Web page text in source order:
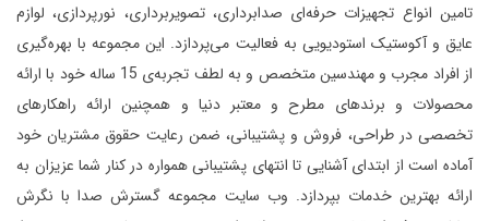
تامین انواع تجهیزات حرفه‌ای صدابرداری، تصویربرداری، نورپردازی، لوازم
عایق و آکوستیک استودیویی به فعالیت می‌پردازد. این مجموعه با بهره‌گیری
از افراد مجرب و مهندسین متخصص و به لطف تجربه‌ی 15 ساله خود با ارائه
محصولات و برندهای مطرح و معتبر دنیا و همچنین ارائه راهکارهای
تخصصی در طراحی، فروش و پشتیبانی، ضمن رعایت حقوق مشتریان خود
آماده است از ابتدای آشنایی تا انتهای پشتیبانی همواره در کنار شما عزیزان به
ارائه بهترین خدمات بپردازد. وب سایت مجموعه گسترش صدا با نگرش